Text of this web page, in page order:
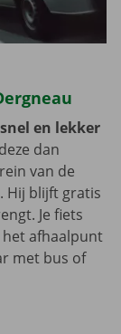
en lekker
dan
van de
Hij blijft gratis
Je fiets
afhaalpunt
met bus of